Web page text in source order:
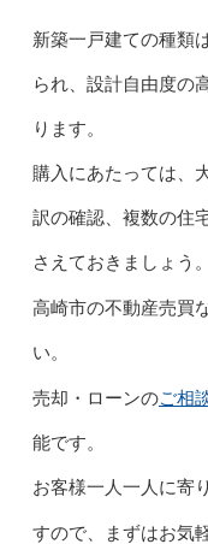
新築一戸建ての種類
られ、設計自由度の
ります。
購入にあたっては、
訳の確認、複数の住
さえておきましょう。
高崎市の不動産売買
い。
売却・ローンのご相
能です。
お客様一人一人に寄
すので、まずはお気